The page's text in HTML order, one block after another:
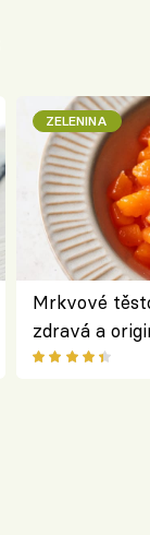
ZELENINA
Mrkvové
zdravá a
klasiky